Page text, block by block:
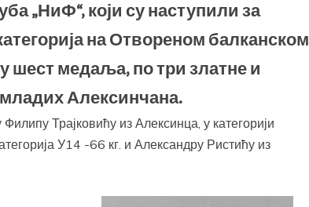
„НиФ“, који су наступили за
на Отвореном балканском
шест медаља, по три златне и
младих Алексинчана.
Трајковићу из Алексинца, у категорији
У14 -66 кг. и Александру Ристићу из